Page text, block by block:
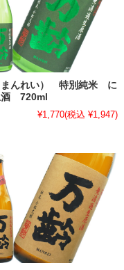
まんれい） 特別純米 に
酒 720ml
¥1,770(税込 ¥1,947)